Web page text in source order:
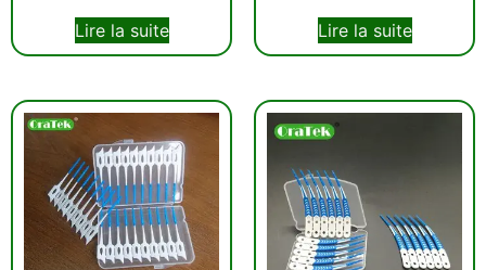
Lire la suite Lire la suite